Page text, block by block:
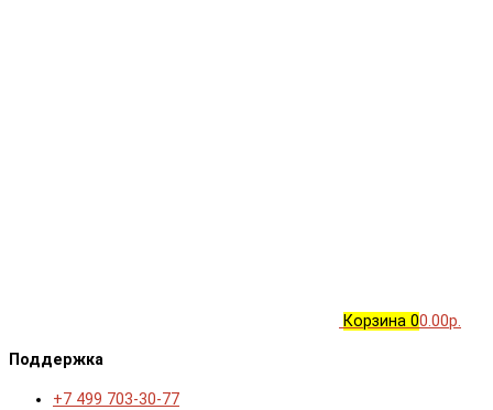
Корзина 00.00р.
Поддержка
+7 499 703-30-77